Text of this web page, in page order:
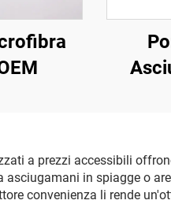
a prezzi accessibili
asciugamani in spiagge o
convenienza li rende